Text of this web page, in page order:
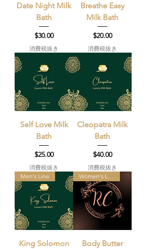
Date Night Milk
Bath
価格
$30.00
消費税抜き
Breathe Easy
Milk Bath
価格
$20.00
消費税抜き
Self Love Milk
Bath
価格
$25.00
消費税抜き
Cleopatra Milk
Bath
価格
$40.00
消費税抜き
Men's Line
King Solomon
Body Butter